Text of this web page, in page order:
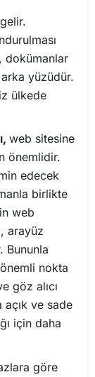
dokümanlar
yüzüdür.
ülkede
web sitesine
önemlidir.
edecek
birlikte
web
arayüz
Bununla
nokta
göz alıcı
açık ve sade
için daha
göre